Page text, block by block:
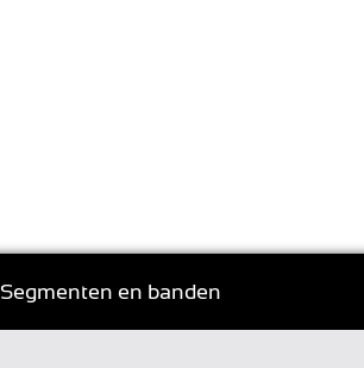
Segmenten en banden